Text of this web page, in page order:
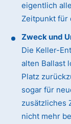
eigentlich
Zeitpunkt für
Zweck und
Die Keller-
alten Ballast
Platz
sogar für
zusätzliches
nicht mehr